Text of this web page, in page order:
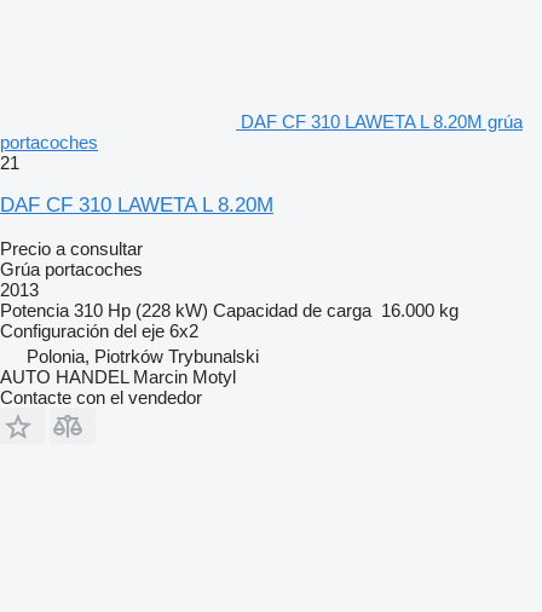
DAF CF 310 LAWETA L 8.20M grúa
portacoches
21
DAF CF 310 LAWETA L 8.20M
Precio a consultar
Grúa portacoches
2013
Potencia 310 Hp (228 kW) Capacidad de carga 16.000 kg
Configuración del eje 6x2
Polonia, Piotrków Trybunalski
AUTO HANDEL Marcin Motyl
Contacte con el vendedor